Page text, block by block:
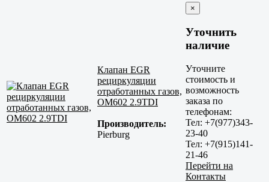
Клапан EGR
рециркуляции
отработанных газов,
OM602 2.9TDI
Производитель:
Pierburg
×
Уточнить
наличие
Уточните
стоимость и
возможность
заказа по
телефонам:
Тел: +7(977)343-
23-40
Тел: +7(915)141-
21-46
Перейти на
Контакты